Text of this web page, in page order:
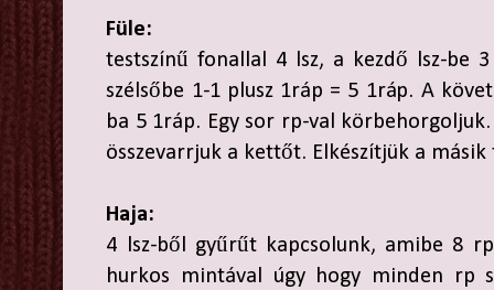
Füle:
testszínű fonallal 4 lsz, a kezdő lsz-be
szélsőbe 1-1 plusz 1ráp = 5 1ráp. A
ba 5 1ráp. Egy sor rp-val
összevarrjuk a kettőt. Elkészítjük a másik
Haja:
4 lsz-ből gyűrűt kapcsolunk, amibe 8
hurkos mintával úgy hogy minden rp